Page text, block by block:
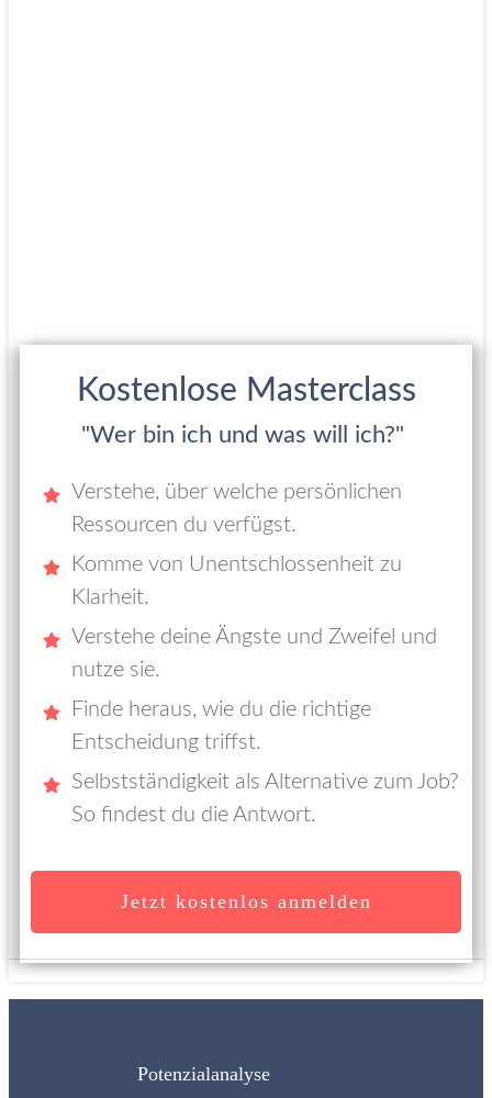
Kostenlose Masterclass
"Wer bin ich und was will ich?"
Verstehe, über welche persönlichen
Ressourcen du verfügst.
Komme von Unentschlossenheit zu
Klarheit.
Verstehe deine Ängste und Zweifel und
nutze sie.
Finde heraus, wie du die richtige
Entscheidung triffst.
Selbstständigkeit als Alternative zum Job?
So findest du die Antwort.
Jetzt kostenlos anmelden
Potenzialanalyse